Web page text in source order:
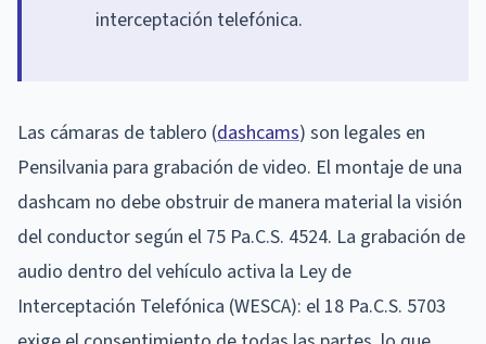
interceptación telefónica.
Las cámaras de tablero (dashcams) son legales en
Pensilvania para grabación de video. El montaje de una
dashcam no debe obstruir de manera material la visión
del conductor según el 75 Pa.C.S. 4524. La grabación de
audio dentro del vehículo activa la Ley de
Interceptación Telefónica (WESCA): el 18 Pa.C.S. 5703